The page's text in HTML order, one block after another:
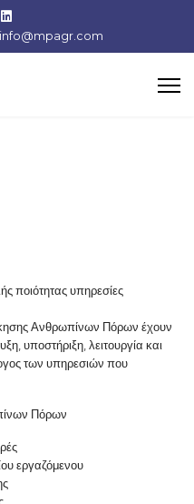
info@mpagr.com
ποιότητας υπηρεσίες
Ανθρωπίνων Πόρων έχουν
υποστήριξη, λειτουργία και
των υπηρεσιών που
Πόρων
εργαζόμενου